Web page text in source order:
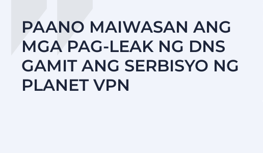
PAANO MAIWASAN ANG
MGA PAG-LEAK NG DNS
GAMIT ANG SERBISYO NG
PLANET VPN